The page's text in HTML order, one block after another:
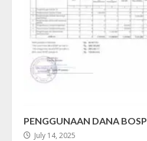
PENGGUNAAN DANA BOSP
July 14, 2025